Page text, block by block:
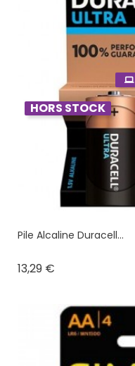
HORS STOCK
Pile Alcaline Duracell...
13,29 €